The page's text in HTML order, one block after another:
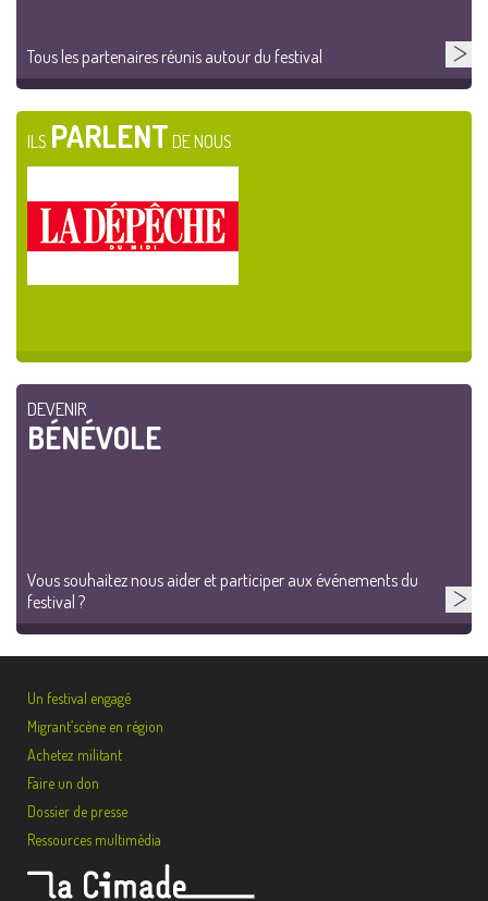
Tous les partenaires réunis autour du festival
ILS PARLENT DE NOUS
DEVENIR
BÉNÉVOLE
Vous souhaitez nous aider et participer aux événements du
festival ?
Un festival engagé
Migrant’scène en région
Achetez militant
Faire un don
Dossier de presse
Ressources multimédia